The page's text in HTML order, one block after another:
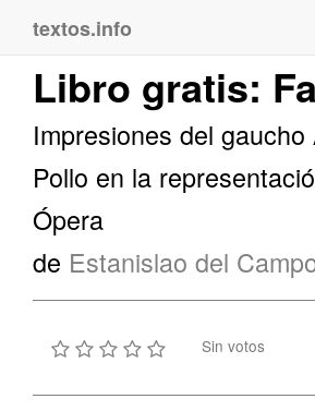
textos.info
Libro gratis:
Impresiones del
Pollo en la
Ópera
de Estanislao del
Sin votos